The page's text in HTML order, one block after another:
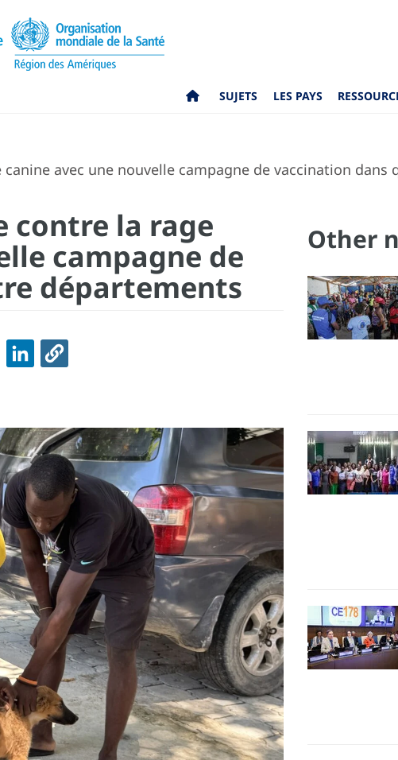
SUJETS LES PAYS
avec une nouvelle campagne de vaccination dans
la rage
campagne de
départements
Other